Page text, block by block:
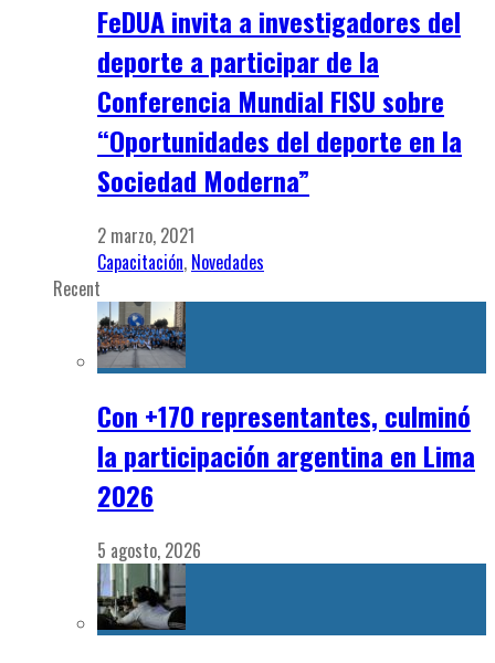
FeDUA invita a investigadores del
deporte a participar de la
Conferencia Mundial FISU sobre
“Oportunidades del deporte en la
Sociedad Moderna”
2 marzo, 2021
Capacitación, Novedades
Recent
Con +170 representantes, culminó
la participación argentina en Lima
2026
5 agosto, 2026